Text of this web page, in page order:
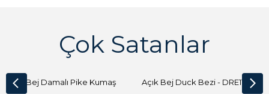
Çok Satanlar
Açık Bej Damalı Pike Kumaş Açık Bej Duck Bezi - DRE1144 Kumaş Peçete